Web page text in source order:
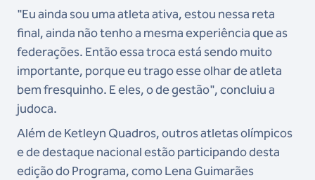
"Eu ainda sou uma atleta ativa, estou nessa reta
final, ainda não tenho a mesma experiência que as
federações. Então essa troca está sendo muito
importante, porque eu trago esse olhar de atleta
bem fresquinho. E eles, o de gestão", concluiu a
judoca.
Além de Ketleyn Quadros, outros atletas olímpicos
e de destaque nacional estão participando desta
edição do Programa, como Lena Guimarães